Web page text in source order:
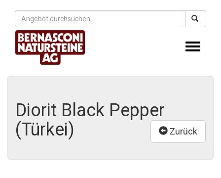
Toggle
Diorit Black Pepper
(Türkei)
Zurück